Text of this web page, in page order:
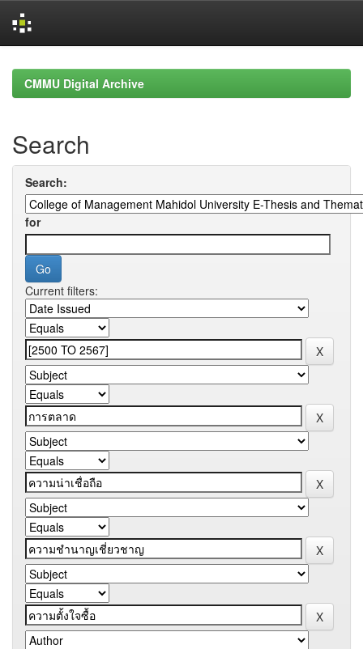
navigationCMMU Digital Archive
Search
Search:
for
Current filters: